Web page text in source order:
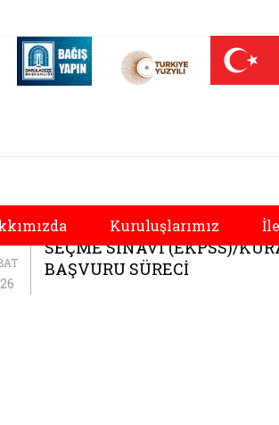
(yeni sekmede açılır)
ve Nüfus On Yılı (yeni sekmede açılır)
Darülaceze bağış sayfası (yeni
Kuruluşlarımız
2026 ENGELLİ KAMU
SEÇME SINAVI (EKPSS)/
BAŞVURU SÜRECİ